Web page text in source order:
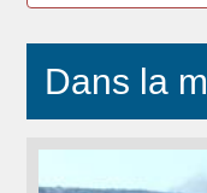
Dans la